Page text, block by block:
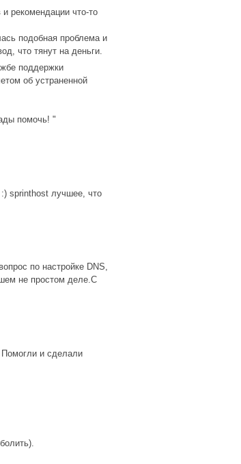
рекомендации что-то
подобная проблема и
что тянут на деньги.
поддержки
об устраненной
помочь! "
sprinthost лучшее, что
по настройке DNS,
не простом деле.С
и сделали